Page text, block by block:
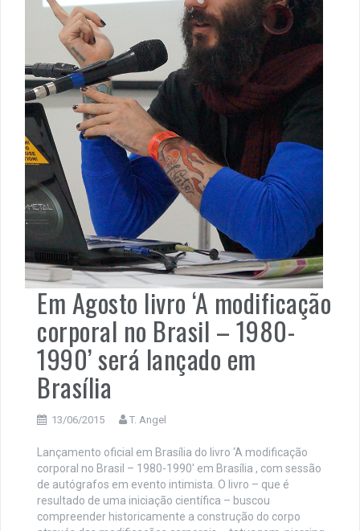
Em Agosto livro ‘A modificação
corporal no Brasil – 1980-
1990’ será lançado em
Brasília
13/06/2015 T. Angel
Lançamento oficial em Brasília do livro ‘A modificação
corporal no Brasil – 1980-1990′ em Brasília , com sessão
de autógrafos em evento intimista. O livro – que é
resultado de uma iniciação científica – buscou
compreender historicamente a construção do corpo